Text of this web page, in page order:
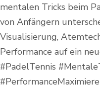
mentalen Tricks beim
von Anfängern
Visualisierung,
Performance auf ein
#PadelTennis